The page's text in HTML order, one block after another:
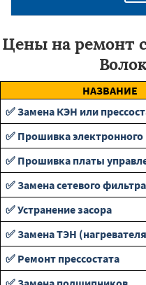
Цены на ремонт
НАЗВАНИЕ
✅ Замена КЭН или
✅ Прошивка
✅ Прошивка платы
✅ Замена сетевого фильтра
✅ Устранение засора
✅ Замена ТЭН
✅ Ремонт прессостата